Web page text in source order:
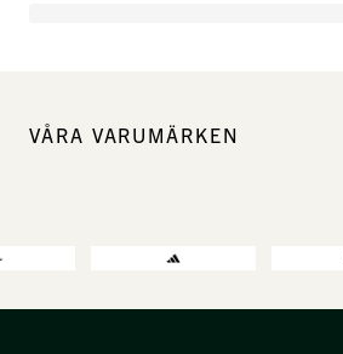
VÅRA VARUMÄRKEN